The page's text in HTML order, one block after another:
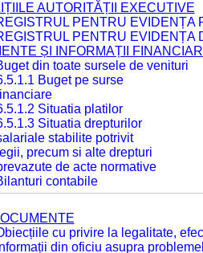
AUTORITĂȚII EXECUTIVE
PENTRU EVIDENȚA
PENTRU EVIDENȚA
ȘI INFORMAȚII
din toate sursele de venituri
Buget pe surse
Situatia platilor
Situatia drepturilor
stabilite potrivit
legii, precum si alte drepturi
de acte normative
contabile
cu privire la legalitate,
din oficiu asupra